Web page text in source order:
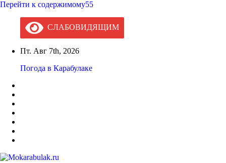
Перейти к содержимому55
СЛАБОВИДЯЩИМ
Пт. Авг 7th, 2026
Погода в Карабулаке